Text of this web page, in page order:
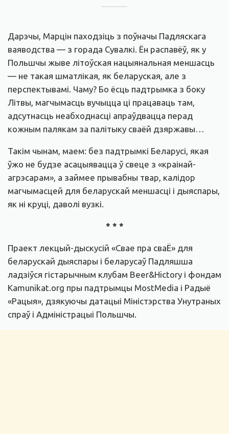
Дарэчы, Марцін паходзіць з поўначы Падляскага
ваяводства — з горада Сувалкі. Ён распавёў, як у
Польшчы жыве літоўская нацыянальная меншасць
— не такая шматлікая, як беларуская, але з
перспектывамі. Чаму? Бо ёсць падтрымка з боку
Літвы, магчымасць вучыцца ці працаваць там,
адсутнасць неабходнасці апраўдвацца перад
кожным палякам за палітыку сваёй дзяржавы…
Такім чынам, маем: без падтрымкі Беларусі, якая
ўжо не будзе асацыявацца ў свеце з «краінай-
агрэсарам», а займее прывабны твар, калідор
магчымасцей для беларускай меншасці і дыяспары,
як ні круці, даволі вузкі.
* * *
Праект лекцый-дыскусій «Свае пра сваЁ» для
беларускай дыяспары і беларусаў Падляшша
ладзіўся гістарычным клубам Beer&Hictory і фондам
Kamunikat.org пры падтрымцы MostMedia і Радыё
«Рацыя», дзякуючы датацыі Міністэрства Унутраных
спраў і Адміністрацыі Польшчы.